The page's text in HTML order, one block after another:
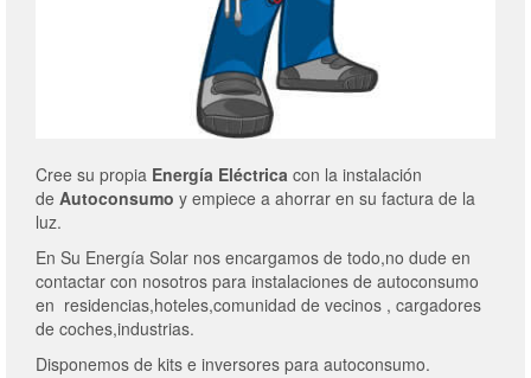
Cree su propia Energía Eléctrica con la instalación
de Autoconsumo y empiece a ahorrar en su factura de la
luz.
En Su Energía Solar nos encargamos de todo,no dude en
contactar con nosotros para instalaciones de autoconsumo
en residencias,hoteles,comunidad de vecinos , cargadores
de coches,industrias.
Disponemos de kits e inversores para autoconsumo.